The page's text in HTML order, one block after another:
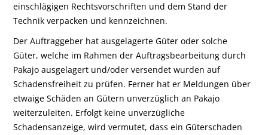
einschlägigen Rechtsvorschriften und dem Stand der
Technik verpacken und kennzeichnen.
Der Auftraggeber hat ausgelagerte Güter oder solche
Güter, welche im Rahmen der Auftragsbearbeitung durch
Pakajo ausgelagert und/oder versendet wurden auf
Schadensfreiheit zu prüfen. Ferner hat er Meldungen über
etwaige Schäden an Gütern unverzüglich an Pakajo
weiterzuleiten. Erfolgt keine unverzügliche
Schadensanzeige, wird vermutet, dass ein Güterschaden